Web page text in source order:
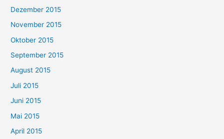
Dezember 2015
November 2015
Oktober 2015
September 2015
August 2015
Juli 2015
Juni 2015
Mai 2015
April 2015